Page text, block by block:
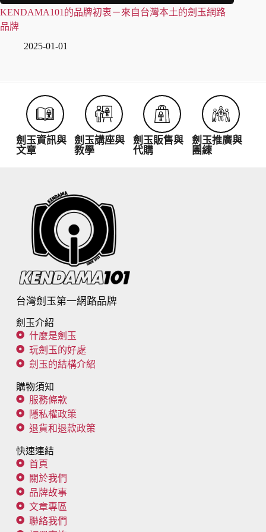
KENDAMA101的品牌初衷－來自台灣本土的劍玉網路
品牌
2025-01-01
劍玉資訊與
文章
劍玉講座與
教學
劍玉販售與
代購
劍玉推廣與
團練
台灣劍玉第一網路品牌
劍玉介紹
什麼是劍玉
玩劍玉的好處
劍玉的結構介紹
購物須知
服務條款
隱私權政策
退貨和退款政策
快速連結
首頁
關於我們
品牌故事
文章專區
聯絡我們